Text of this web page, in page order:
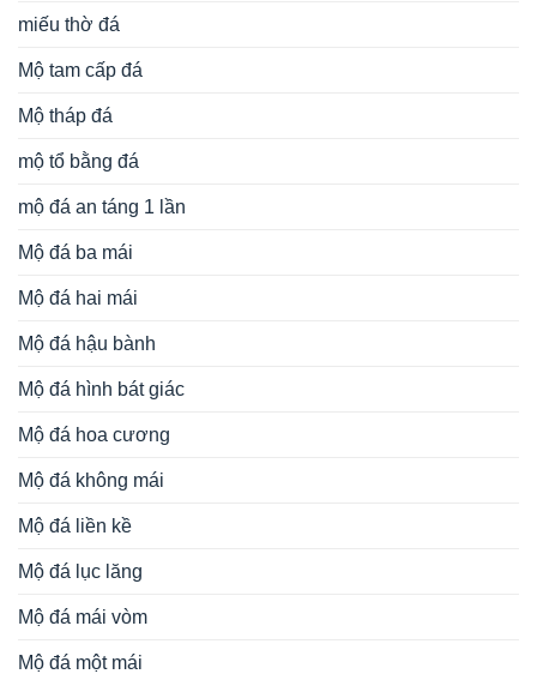
miếu thờ đá
Mộ tam cấp đá
Mộ tháp đá
mộ tổ bằng đá
mộ đá an táng 1 lần
Mộ đá ba mái
Mộ đá hai mái
Mộ đá hậu bành
Mộ đá hình bát giác
Mộ đá hoa cương
Mộ đá không mái
Mộ đá liền kề
Mộ đá lục lăng
Mộ đá mái vòm
Mộ đá một mái